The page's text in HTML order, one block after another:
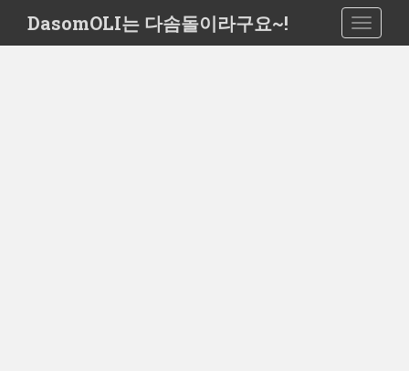
i
DasomOLI는 다솜돌이라구요~!